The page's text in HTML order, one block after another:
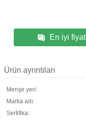
En iyi fiyat
Ürün ayrıntıları
Menşe yeri:
Marka adı:
Sertifika: